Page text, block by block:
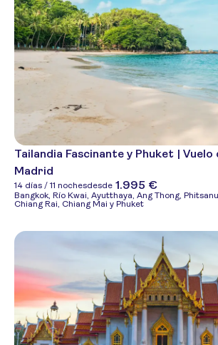
Tailandia Fascinante y Phuket |
Madrid
14 días / 11 nochesdesde 1.995 €
Bangkok, Río Kwai, Ayutthaya, Ang Thong,
Chiang Rai, Chiang Mai y Phuket